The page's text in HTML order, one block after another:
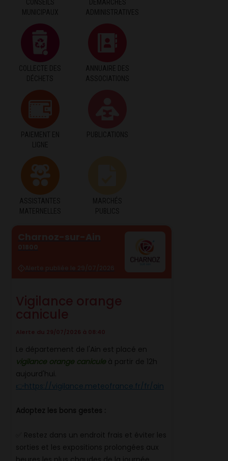
CONSEILS
MUNICIPAUX
DEMARCHES
ADMINISTRATIVES
COLLECTE DES
DÉCHETS
ANNUAIRE DES
ASSOCIATIONS
PAIEMENT EN
LIGNE
PUBLICATIONS
ASSISTANTES
MATERNELLES
MARCHÉS
PUBLICS